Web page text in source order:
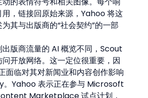
，链接回原始来源，Yahoo 将这
其与出版商的“社会契约”的一部
版商流量的 AI 概览不同，Scout
开放网络。这一定位很重要，因
面临对其对新闻业和内容创作影响
。Yahoo 表示正在参与 Microsoft
Marketplace 试点计划，